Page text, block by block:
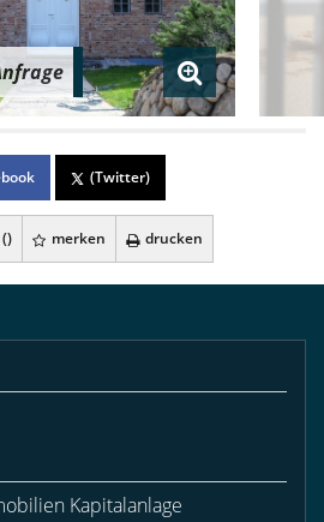
(Twitter)
) merken drucken
Kapitalanlage